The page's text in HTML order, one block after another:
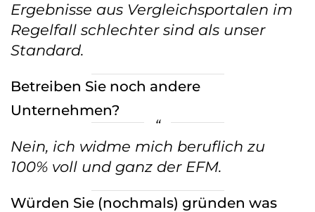
Ergebnisse aus Vergleichsportalen im
Regelfall schlechter sind als unser
Standard.
Betreiben Sie noch andere
Unternehmen?
Nein, ich widme mich beruflich zu
100% voll und ganz der EFM.
Würden Sie (nochmals) gründen was